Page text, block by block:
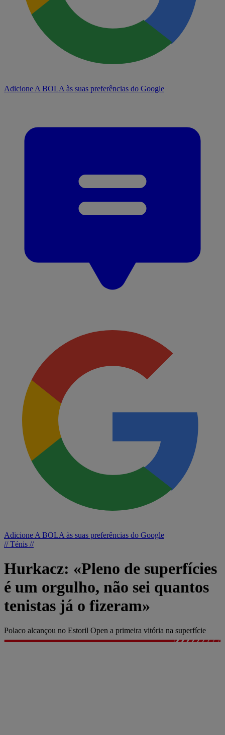
Adicione A BOLA às suas preferências do Google
Adicione A BOLA às suas preferências do Google
// Ténis //
Hurkacz: «Pleno de superfícies
é um orgulho, não sei quantos
tenistas já o fizeram»
Polaco alcançou no Estoril Open a primeira vitória na superfície